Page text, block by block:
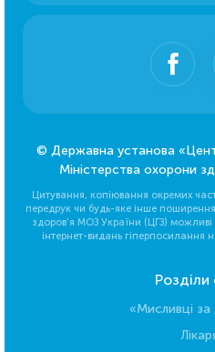
© Державна установа
Міністерства охорони
Цитування, копіювання окремих
передрук чи будь-яке інше
здоров’я МОЗ України (ЦГЗ)
інтернет-видань гіперпосилання
Розділи
«Мисливці за